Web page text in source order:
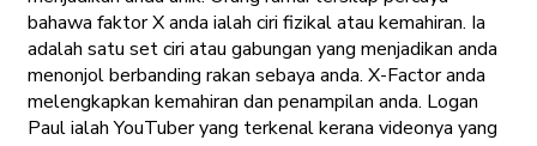
bahawa faktor X anda ialah ciri fizikal atau kemahiran. Ia
adalah satu set ciri atau gabungan yang menjadikan anda
menonjol berbanding rakan sebaya anda. X-Factor anda
melengkapkan kemahiran dan penampilan anda. Logan
Paul ialah YouTuber yang terkenal kerana videonya yang